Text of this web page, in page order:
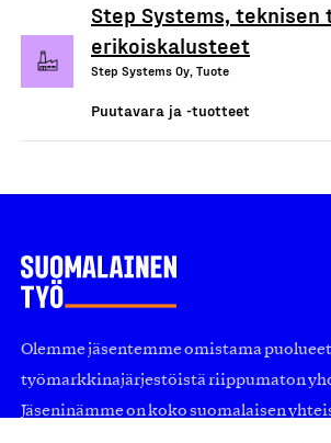
Step Systems, teknisen
erikoiskalusteet
Step Systems Oy, Tuote
Puutavara ja -tuotteet
Olemme jäsentemme omistama
työmarkkinajärjestöistä riippumaton
Jäseninämme on koko suomalaisen